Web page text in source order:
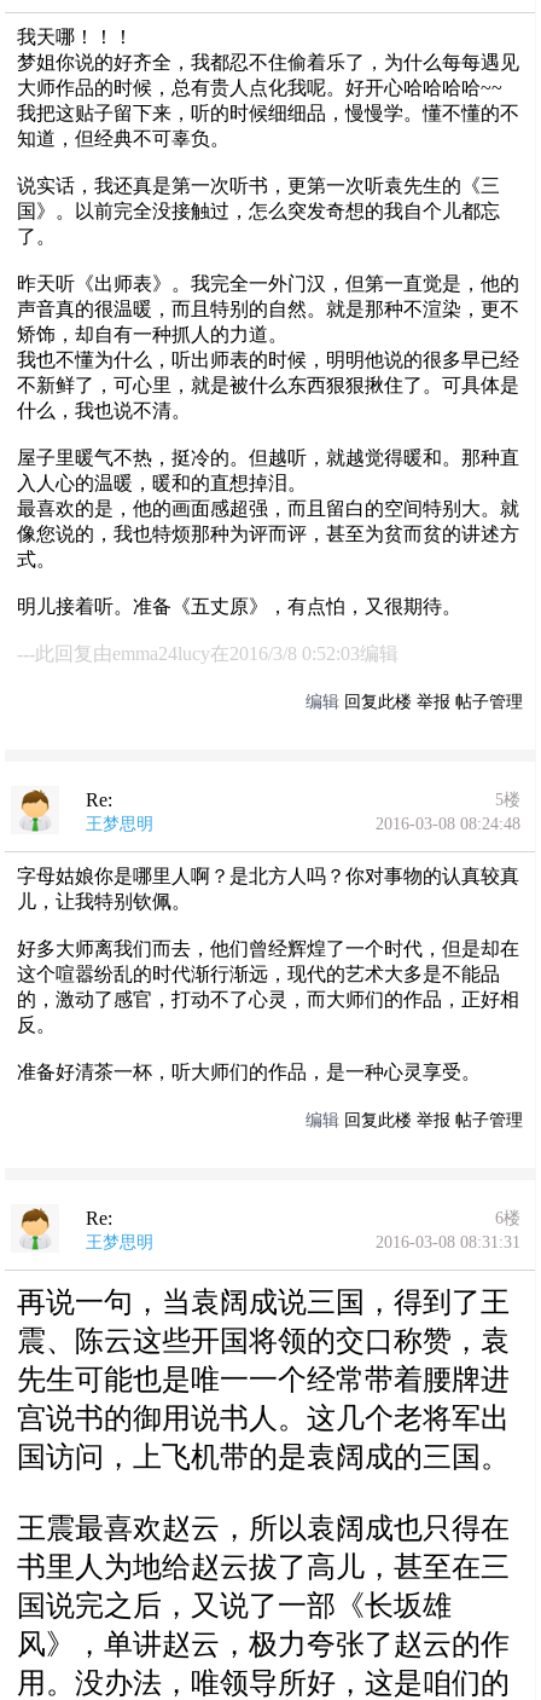
我天哪！！！
梦姐你说的好齐全，我都忍不住偷着乐了，为什么每每遇见
大师作品的时候，总有贵人点化我呢。好开心哈哈哈哈~~
我把这贴子留下来，听的时候细细品，慢慢学。懂不懂的不
知道，但经典不可辜负。
说实话，我还真是第一次听书，更第一次听袁先生的《三
国》。以前完全没接触过，怎么突发奇想的我自个儿都忘
了。
昨天听《出师表》。我完全一外门汉，但第一直觉是，他的
声音真的很温暖，而且特别的自然。就是那种不渲染，更不
矫饰，却自有一种抓人的力道。
我也不懂为什么，听出师表的时候，明明他说的很多早已经
不新鲜了，可心里，就是被什么东西狠狠揪住了。可具体是
什么，我也说不清。
屋子里暖气不热，挺冷的。但越听，就越觉得暖和。那种直
入人心的温暖，暖和的直想掉泪。
最喜欢的是，他的画面感超强，而且留白的空间特别大。就
像您说的，我也特烦那种为评而评，甚至为贫而贫的讲述方
式。
明儿接着听。准备《五丈原》，有点怕，又很期待。
---此回复由emma24lucy在2016/3/8 0:52:03编辑
编辑 回复此楼 举报 帖子管理
Re:
5楼
王梦思明
2016-03-08 08:24:48
字母姑娘你是哪里人啊？是北方人吗？你对事物的认真较真
儿，让我特别钦佩。
好多大师离我们而去，他们曾经辉煌了一个时代，但是却在
这个喧嚣纷乱的时代渐行渐远，现代的艺术大多是不能品
的，激动了感官，打动不了心灵，而大师们的作品，正好相
反。
准备好清茶一杯，听大师们的作品，是一种心灵享受。
编辑 回复此楼 举报 帖子管理
Re:
6楼
王梦思明
2016-03-08 08:31:31
再说一句，当袁阔成说三国，得到了王
震、陈云这些开国将领的交口称赞，袁
先生可能也是唯一一个经常带着腰牌进
宫说书的御用说书人。这几个老将军出
国访问，上飞机带的是袁阔成的三国。
王震最喜欢赵云，所以袁阔成也只得在
书里人为地给赵云拔了高儿，甚至在三
国说完之后，又说了一部《长坂雄
风》，单讲赵云，极力夸张了赵云的作
用。没办法，唯领导所好，这是咱们的